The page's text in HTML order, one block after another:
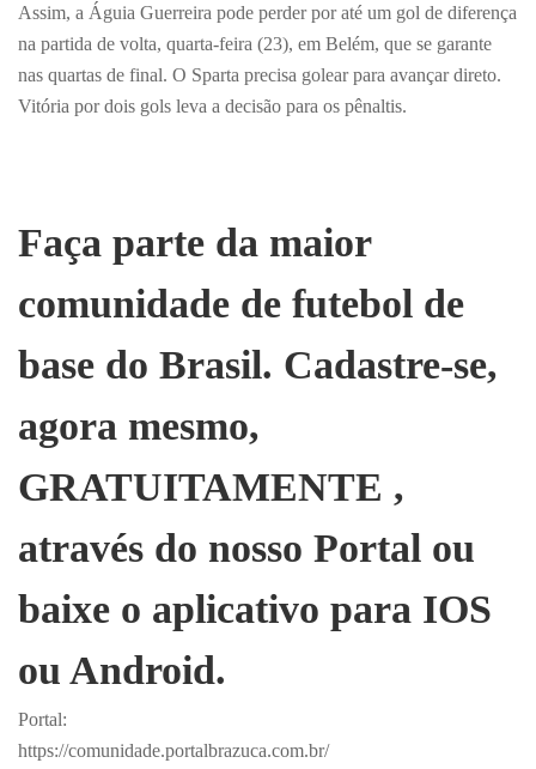
Assim, a Águia Guerreira pode perder por até um gol de diferença
na partida de volta, quarta-feira (23), em Belém, que se garante
nas quartas de final. O Sparta precisa golear para avançar direto.
Vitória por dois gols leva a decisão para os pênaltis.
Faça parte da maior
comunidade de futebol de
base do Brasil. Cadastre-se,
agora mesmo,
GRATUITAMENTE ,
através do nosso Portal ou
baixe o aplicativo para IOS
ou Android.
Portal:
https://comunidade.portalbrazuca.com.br/